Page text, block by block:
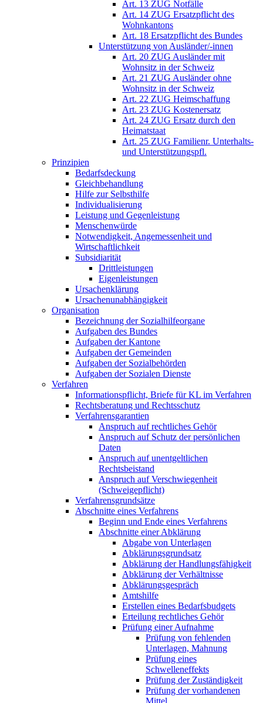
Art. 13 ZUG Notfälle
Art. 14 ZUG Ersatzpflicht des
Wohnkantons
Art. 18 Ersatzpflicht des Bundes
Unterstützung von Ausländer/-innen
Art. 20 ZUG Ausländer mit
Wohnsitz in der Schweiz
Art. 21 ZUG Ausländer ohne
Wohnsitz in der Schweiz
Art. 22 ZUG Heimschaffung
Art. 23 ZUG Kostenersatz
Art. 24 ZUG Ersatz durch den
Heimatstaat
Art. 25 ZUG Familienr. Unterhalts-
und Unterstützungspfl.
Prinzipien
Bedarfsdeckung
Gleichbehandlung
Hilfe zur Selbsthilfe
Individualisierung
Leistung und Gegenleistung
Menschenwürde
Notwendigkeit, Angemessenheit und
Wirtschaftlichkeit
Subsidiarität
Drittleistungen
Eigenleistungen
Ursachenklärung
Ursachenunabhängigkeit
Organisation
Bezeichnung der Sozialhilfeorgane
Aufgaben des Bundes
Aufgaben der Kantone
Aufgaben der Gemeinden
Aufgaben der Sozialbehörden
Aufgaben der Sozialen Dienste
Verfahren
Informationspflicht, Briefe für KL im Verfahren
Rechtsberatung und Rechtsschutz
Verfahrensgarantien
Anspruch auf rechtliches Gehör
Anspruch auf Schutz der persönlichen
Daten
Anspruch auf unentgeltlichen
Rechtsbeistand
Anspruch auf Verschwiegenheit
(Schweigepflicht)
Verfahrensgrundsätze
Abschnitte eines Verfahrens
Beginn und Ende eines Verfahrens
Abschnitte einer Abklärung
Abgabe von Unterlagen
Abklärungsgrundsatz
Abklärung der Handlungsfähigkeit
Abklärung der Verhältnisse
Abklärungsgespräch
Amtshilfe
Erstellen eines Bedarfsbudgets
Erteilung rechtliches Gehör
Prüfung einer Aufnahme
Prüfung von fehlenden
Unterlagen, Mahnung
Prüfung eines
Schwelleneffekts
Prüfung der Zuständigkeit
Prüfung der vorhandenen
Mittel